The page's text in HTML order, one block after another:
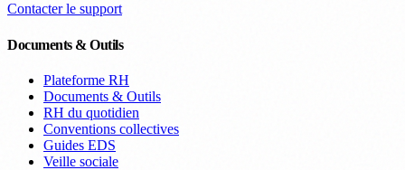
Contacter le support
Documents & Outils
Plateforme RH
Documents & Outils
RH du quotidien
Conventions collectives
Guides EDS
Veille sociale